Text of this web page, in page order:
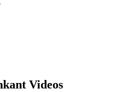
Videos